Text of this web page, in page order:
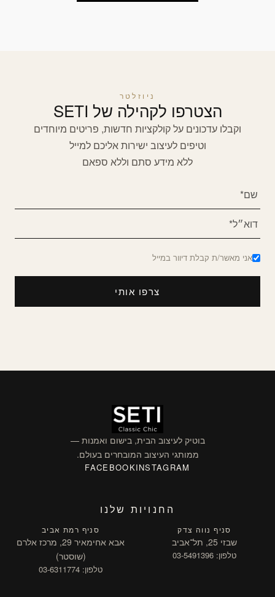
ניוזלטר
הצטרפו לקהילה של SETI
וקבלו עדכונים על קולקציות חדשות, פריטים מיוחדים
וטיפים לעיצוב ישירות אליכם למייל
ללא מידע סתם וללא ספאם
אני מאשר/ת קבלת דיוור במייל
בוטיק לעיצוב הבית, בישום ואמנות —
ממותגי העיצוב המובחרים בעולם.
INSTAGRAM
FACEBOOK
החנויות שלנו
סניף נווה צדק
שבזי 25, תל־אביב
טלפון: 03-5491396
סניף רמת אביב
אבא אחימאיר 29, מרכז אלרם
(שוסטר)
טלפון: 03-6311774